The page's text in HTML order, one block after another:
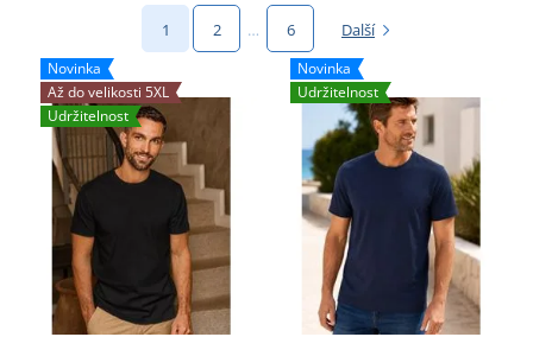
1 2 … 6 Další
Novinka
Až do velikosti 5XL
Udržitelnost
Novinka
Udržitelnost